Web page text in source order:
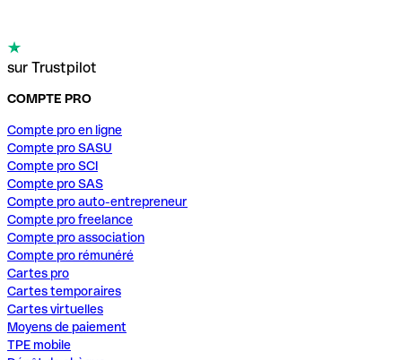
sur Trustpilot
COMPTE PRO
Compte pro en ligne
Compte pro SASU
Compte pro SCI
Compte pro SAS
Compte pro auto-entrepreneur
Compte pro freelance
Compte pro association
Compte pro rémunéré
Cartes pro
Cartes temporaires
Cartes virtuelles
Moyens de paiement
TPE mobile